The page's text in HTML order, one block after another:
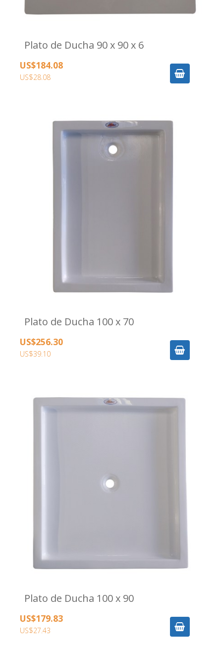
Plato de Ducha 90 x 90 x 6
US$184.08
US$28.08
Plato de Ducha 100 x 70
US$256.30
US$39.10
Plato de Ducha 100 x 90
US$179.83
US$27.43